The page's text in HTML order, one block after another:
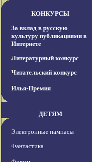
КОНКУРСЫ
За вклад в русскую
культуру публикациями в
Интернете
Литературный конкурс
Читательский конкурс
Илья-Премия
ДЕТЯМ
Электронные пампасы
Фантастика